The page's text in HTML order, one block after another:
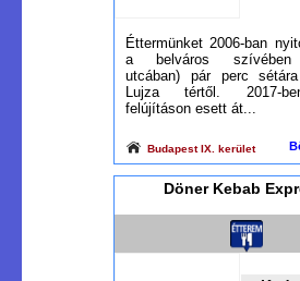
Éttermünket 2006-ban
a belváros szívében
utcában) pár perc
Lujza tértől. 2017-
felújításon esett át...
Budapest IX. kerület
Döner Kebab